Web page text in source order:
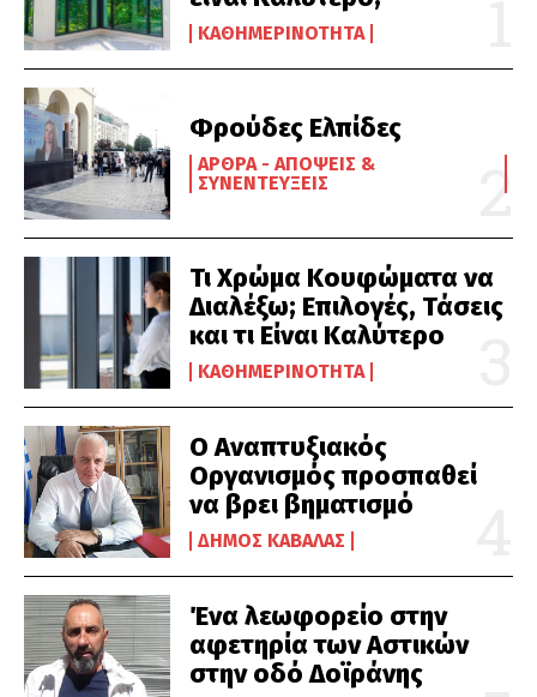
ΚΑΘΗΜΕΡΙΝΌΤΗΤΑ
Φρούδες Ελπίδες
ΆΡΘΡΑ - ΑΠΌΨΕΙΣ &
ΣΥΝΕΝΤΕΎΞΕΙΣ
Τι Χρώμα Κουφώματα να
Διαλέξω; Επιλογές, Τάσεις
και τι Είναι Καλύτερο
ΚΑΘΗΜΕΡΙΝΌΤΗΤΑ
Ο Αναπτυξιακός
Οργανισμός προσπαθεί
να βρει βηματισμό
ΔΉΜΟΣ ΚΑΒΆΛΑΣ
Ένα λεωφορείο στην
αφετηρία των Αστικών
στην οδό Δοϊράνης